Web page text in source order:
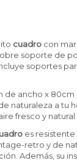
cuadro con
soporte de
soportes
de ancho x 80cm
naturaleza a tu
fresco y
es
retro y de
Además, su